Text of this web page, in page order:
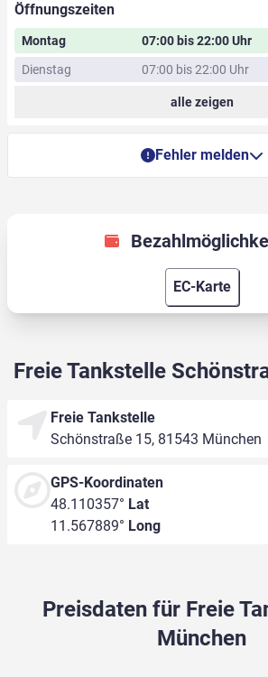
Öffnungszeiten
Montag
07:00 bis 22:00 Uhr
Dienstag
07:00 bis 22:00 Uhr
alle zeigen
Fehler melden
EC-Karte
Freie Tankstelle
Freie Tankstelle
Schönstraße 15, 81543 München
GPS-Koordinaten
48.110357° Lat
11.567889° Long
Preisdaten für Freie
München